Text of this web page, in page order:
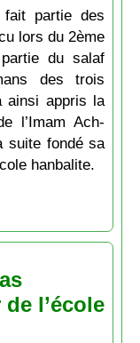
partie des
lors du 2ème
du salaf
des trois
ainsi appris la
l’Imam Ach-
suite fondé sa
hanbalite.
l’école